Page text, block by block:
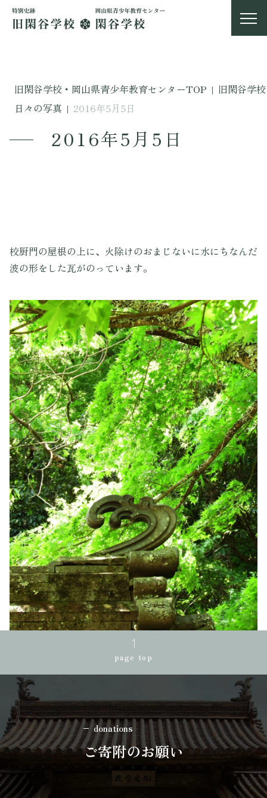
旧閑谷学校・岡山県青少年教育センターTOP | 旧閑谷学校
日々の写真 | 2016年5月5日
2016年5月5日
校厨門の屋根の上に、火除けのおまじないに水にちなんだ
波の形をした瓦がのっています。
page top
donations
ご寄附のお願い